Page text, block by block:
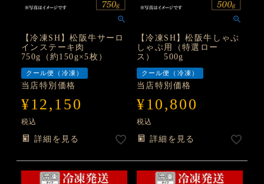
【冷凍SH】松阪牛サーロ
インステーキ肉
750g（約150g×5枚）
クール便（冷凍）
当店特別価格
¥12,150
税込
詳細を見る
【冷凍SH】松阪牛しゃぶ
しゃぶ用（特選ロー
ス） 500g
クール便（冷凍）
当店特別価格
¥10,800
税込
詳細を見る